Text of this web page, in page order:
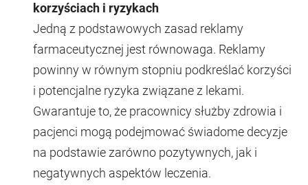
korzyściach i ryzykach
Jedną z podstawowych zasad reklamy
farmaceutycznej jest równowaga. Reklamy
powinny w równym stopniu podkreślać korzyści
i potencjalne ryzyka związane z lekami.
Gwarantuje to, że pracownicy służby zdrowia i
pacjenci mogą podejmować świadome decyzje
na podstawie zarówno pozytywnych, jak i
negatywnych aspektów leczenia.